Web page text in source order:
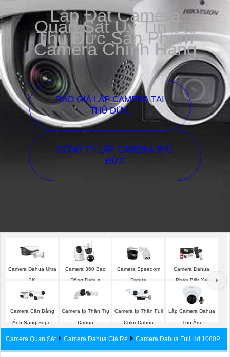
Lắp Đặt Camera
Quan Sát Uy Tín Tại
Thủ Đức Sản Phẩm
Camera Chính Hãng
BÁO GIÁ LẮP CAMERA TẠI
THỦ ĐỨC
CÔNG TY LẮP CAMERA THỦ
ĐỨC
Camera Dahua Ultra
2K
Camera 360 Bao
Động Dahua
Camera Speedom
Dahua
Camera Dahua
Phân Biệt Xe
Camera Cân Bằng
Ánh Sáng Super
Camera Ip Thân Trụ
Dahua
Camera Ip Thân Full
Color Dahua
Lắp Camera Dahua
Thu Âm
Camera Quan Sát Camera Dahua Giá Rẻ Camera Dahua Full Hd 1080P